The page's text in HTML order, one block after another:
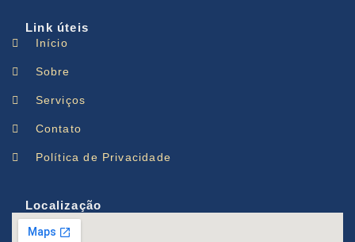
Link úteis
Início
Sobre
Serviços
Contato
Política de Privacidade
Localização